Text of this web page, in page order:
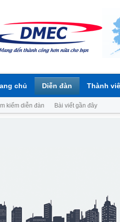
chủ Diễn đàn
kiếm diễn đàn Bài viết gần đây
Thành